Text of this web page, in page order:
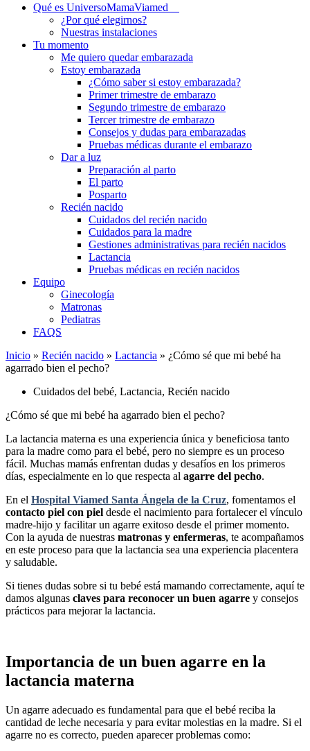
Qué es UniversoMamaViamed
¿Por qué elegirnos?
Nuestras instalaciones
Tu momento
Me quiero quedar embarazada
Estoy embarazada
¿Cómo saber si estoy embarazada?
Primer trimestre de embarazo
Segundo trimestre de embarazo
Tercer trimestre de embarazo
Consejos y dudas para embarazadas
Pruebas médicas durante el embarazo
Dar a luz
Preparación al parto
El parto
Posparto
Recién nacido
Cuidados del recién nacido
Cuidados para la madre
Gestiones administrativas para recién nacidos
Lactancia
Pruebas médicas en recién nacidos
Equipo
Ginecología
Matronas
Pediatras
FAQS
Inicio » Recién nacido » Lactancia » ¿Cómo sé que mi bebé ha
agarrado bien el pecho?
Cuidados del bebé, Lactancia, Recién nacido
¿Cómo sé que mi bebé ha agarrado bien el pecho?
La lactancia materna es una experiencia única y beneficiosa tanto
para la madre como para el bebé, pero no siempre es un proceso
fácil. Muchas mamás enfrentan dudas y desafíos en los primeros
días, especialmente en lo que respecta al agarre del pecho.
En el Hospital Viamed Santa Ángela de la Cruz, fomentamos el
contacto piel con piel desde el nacimiento para fortalecer el vínculo
madre-hijo y facilitar un agarre exitoso desde el primer momento.
Con la ayuda de nuestras matronas y enfermeras, te acompañamos
en este proceso para que la lactancia sea una experiencia placentera
y saludable.
Si tienes dudas sobre si tu bebé está mamando correctamente, aquí te
damos algunas claves para reconocer un buen agarre y consejos
prácticos para mejorar la lactancia.
Importancia de un buen agarre en la
lactancia materna
Un agarre adecuado es fundamental para que el bebé reciba la
cantidad de leche necesaria y para evitar molestias en la madre. Si el
agarre no es correcto, pueden aparecer problemas como: